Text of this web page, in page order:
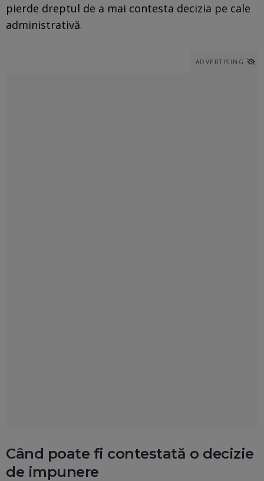
pierde dreptul de a mai contesta decizia pe cale
administrativă.
ADVERTISING
Când poate fi contestată o decizie
de impunere